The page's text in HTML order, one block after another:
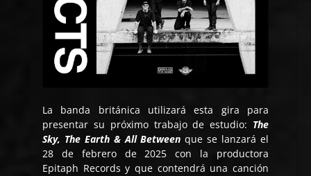
La banda británica utilizará esta gira para
presentar su próximo trabajo de estudio: The
Sky, The Earth & All Between que se lanzará el
28 de febrero de 2025 con la productora
Epitaph Records y que contendrá una canción